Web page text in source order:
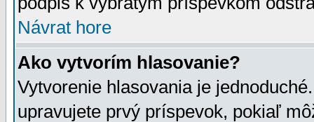
Návrat hore
Ako vytvorím hlasovanie?
Vytvorenie hlasovania je
upravujete prvý príspevok, pokiaľ